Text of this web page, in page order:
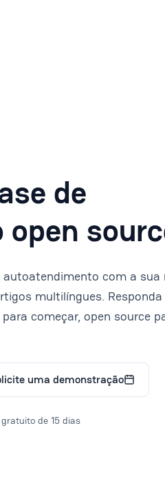
de
com a sua
multilíngues. Responda
começar, open source
uma demonstração
de 15 dias